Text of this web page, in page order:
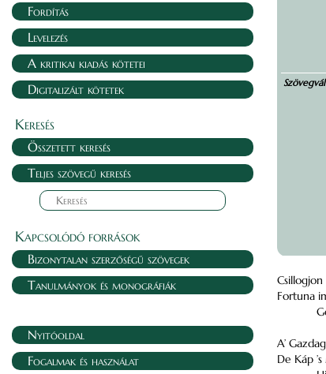
Fordítás
Levelezés
A kritikai kiadás kötetei
Digitalizált kötetek
Keresés
Összetett keresés
Teljes szövegű keresés
Kapcsolódó források
Bizonytalan szerzőségű szövegek
Tanulmányok és monográfiák
Nyitóoldal
Fogalmak és használat
Fortuna
A’
De Káp